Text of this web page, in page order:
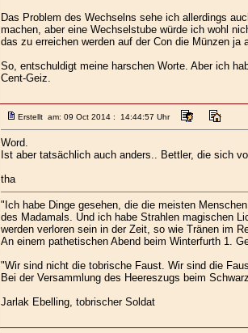
Das Problem des Wechselns sehe ich allerdings
machen, aber eine Wechselstube würde ich wohl
das zu erreichen werden auf der Con die Münzen ja
So, entschuldigt meine harschen Worte. Aber ich
Cent-Geiz.
Erstellt am: 09 Oct 2014 : 14:44:57 Uhr
Word.
Ist aber tatsächlich auch anders.. Bettler, die sich
tha
"Ich habe Dinge gesehen, die die meisten
des Madamals. Und ich habe Strahlen magischen
werden verloren sein in der Zeit, so wie Tränen im
An einem pathetischen Abend beim Winterfurth 1.
"Wir sind nicht die tobrische Faust. Wir sind die
Bei der Versammlung des Heereszugs beim
Jarlak Ebelling, tobrischer Soldat